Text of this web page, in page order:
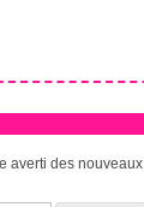
averti des nouveaux